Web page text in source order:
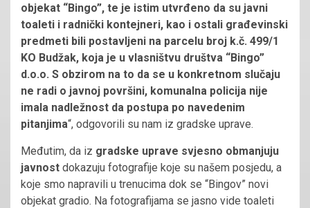
objekat “Bingo”, te je istim utvrđeno da su javni
toaleti i radnički kontejneri, kao i ostali građevinski
predmeti bili postavljeni na parcelu broj k.č. 499/1
KO Budžak, koja je u vlasništvu društva “Bingo”
d.o.o. S obzirom na to da se u konkretnom slučaju
ne radi o javnoj površini, komunalna policija nije
imala nadležnost da postupa po navedenim
pitanjima“, odgovorili su nam iz gradske uprave.
Međutim, da iz gradske uprave svjesno obmanjuju
javnost dokazuju fotografije koje su našem posjedu, a
koje smo napravili u trenucima dok se “Bingov” novi
objekat gradio. Na fotografijama se jasno vide toaleti